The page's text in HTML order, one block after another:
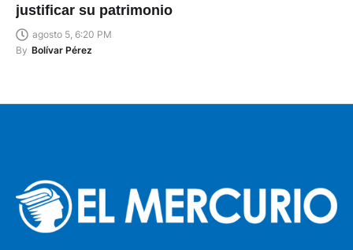
justificar su patrimonio
agosto 5, 6:20 PM
By Bolívar Pérez